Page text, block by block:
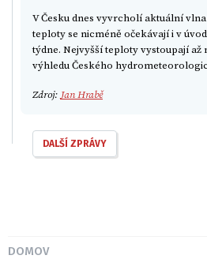
V Česku dnes vyvrcholí aktuální
teploty se nicméně očekávají i v
týdne. Nejvyšší teploty vystoupají až
výhledu Českého
Zdroj: Jan Hrabě
DALŠÍ ZPRÁVY
DOMOV